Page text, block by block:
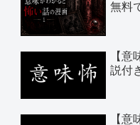
無料
【
説付
【